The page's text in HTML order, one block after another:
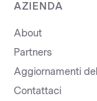
AZIENDA
About
Partners
Aggiornamenti
Contattaci